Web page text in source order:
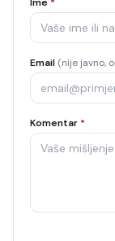
Email (nije javno,
Komentar *